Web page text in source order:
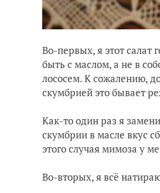
Во-первых, я этот салат
быть с маслом, а не в
лососем. К сожалению,
скумбрией это бывает
Как-то один раз я
скумбрии в масле вкус
этого случая мимоза у
Во-вторых, я всё